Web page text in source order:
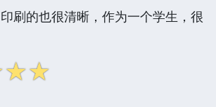
刷的也很清晰，作为一个学生，很
☆☆